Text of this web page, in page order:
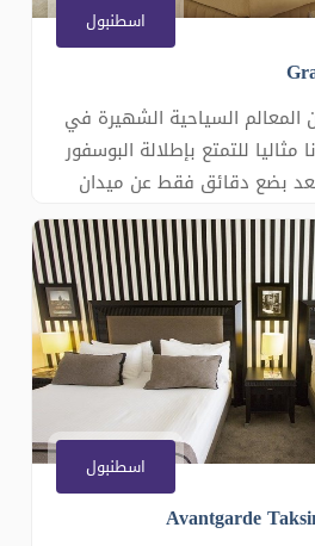
اسطنبول
المعالم السياحية الشهيرة في
مثاليا للتمتع بإطلالة البوسفور
بضع دقائق فقط عن ميدان
والمدينة القديمة يقدم
التركية ومأكولات البحر
المثالي للاسترخاء وتنا�
اسطنبول